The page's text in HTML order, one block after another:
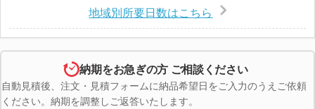
地域別所要日数はこちら
納期をお急ぎの方 ご相談ください
自動見積後、注文・見積フォームに納品希望日をご入力のうえご依頼
ください。納期を調整しご返答いたします。